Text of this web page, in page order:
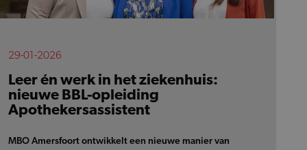
29-01-2026
Leer én werk in het ziekenhuis:
nieuwe BBL-opleiding
Apothekersassistent
MBO Amersfoort ontwikkelt een nieuwe manier van